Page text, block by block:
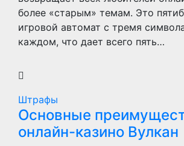
более «старым» темам. Это
игровой автомат с тремя
каждом, что дает всего пять…
Штрафы
Основные
онлайн-казино Вулкан